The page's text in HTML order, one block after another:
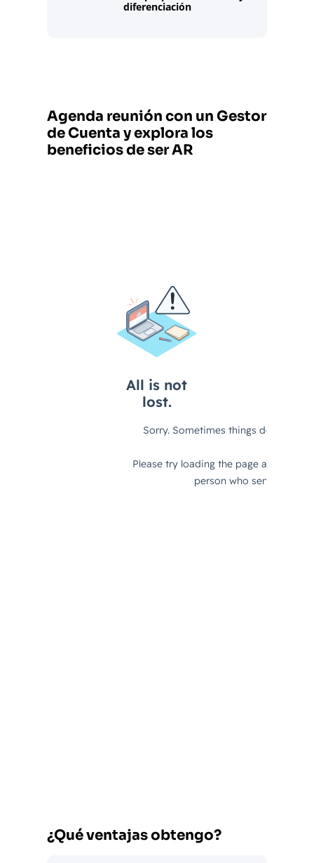
diferenciación
Agenda reunión con un Gestor
de Cuenta y explora los
beneficios de ser AR
¿Qué ventajas obtengo?